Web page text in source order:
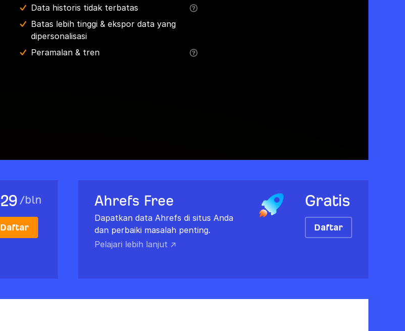
Data historis tidak terbatas
Batas lebih tinggi & ekspor data yang
dipersonalisasi
Peramalan & tren
29 /bln
Daftar
Ahrefs Free
Dapatkan data Ahrefs di situs Anda
dan perbaiki masalah penting.
Pelajari lebih lanjut ↗
Gratis
Daftar